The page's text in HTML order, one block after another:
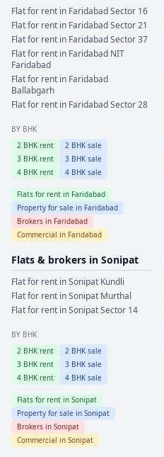
Flat for rent in FaridabadSector 16
Flat for rent in FaridabadSector 21
Flat for rent in FaridabadSector 37
Flat for rent in Faridabad NIT
Faridabad
Flat for rent in Faridabad
Ballabgarh
Flat for rent in FaridabadSector 28
BY BHK
2 BHK rent 2 BHK sale
3 BHK rent 3 BHK sale
4 BHK rent 4 BHK sale
Flats for rent in Faridabad
Property for sale in Faridabad
Brokers in Faridabad
Commercial in Faridabad
Flats & brokers in Sonipat
Flat for rent inSonipat Kundli
Flat for rent inSonipat Murthal
Flat for rent inSonipatSector 14
BY BHK
2 BHK rent 2 BHK sale
3 BHK rent 3 BHK sale
4 BHK rent 4 BHK sale
Flats for rent in Sonipat
Property for sale in Sonipat
Brokers in Sonipat
Commercial in Sonipat